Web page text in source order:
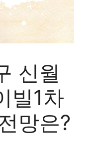
신월
빌1차
망은?